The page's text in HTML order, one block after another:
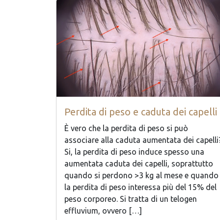
Perdita di peso e caduta dei capelli
È vero che la perdita di peso si può
associare alla caduta aumentata dei
Si, la perdita di peso induce spesso una
aumentata caduta dei capelli, soprattutto
quando si perdono >3 kg al mese e quando
la perdita di peso interessa più del 15% del
peso corporeo. Si tratta di un telogen
effluvium, ovvero […]